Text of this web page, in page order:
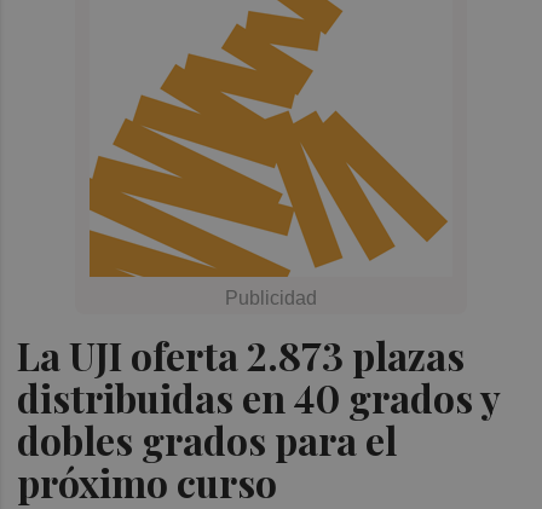
La UJI oferta 2.873 plazas
distribuidas en 40 grados y
dobles grados para el
próximo curso